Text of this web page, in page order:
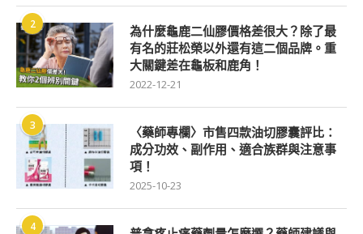
2
為什麼龜鹿二仙膠價格差很大？除了最
有名的莊松榮以外還有這二個品牌。重
大關鍵差在龜板和鹿角！
2022-12-21
3
〈藥師專欄〉市售四款油切膠囊評比：
成分功效、副作用、適合族群與注意事
項！
2025-10-23
4